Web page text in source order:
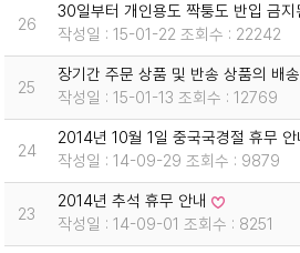
26
30일부터 개인용도 짝퉁도 반입 금
작성일 : 15-01-22 조회수 : 22242
25
장기간 주문 상품 및 반송 상품의 배
작성일 : 15-01-13 조회수 : 12769
24
2014년 10월 1일 중국국경절 휴무 안
작성일 : 14-09-29 조회수 : 9879
23
2014년 추석 휴무 안내
작성일 : 14-09-01 조회수 : 8251